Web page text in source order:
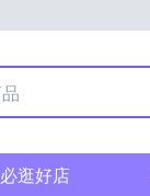
必逛好店